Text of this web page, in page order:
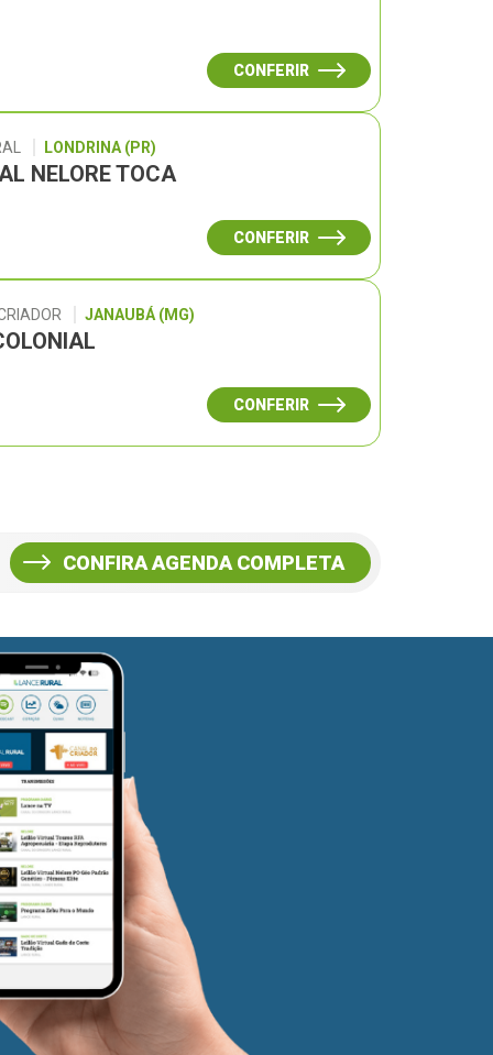
CONFERIR
LONDRINA (PR)
NELORE TOCA
CONFERIR
JANAUBÁ (MG)
CONFERIR
CONFIRA AGENDA COMPLETA